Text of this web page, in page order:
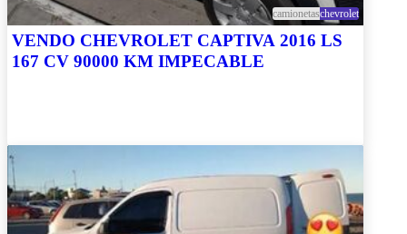
camionetaschevrolet
VENDO CHEVROLET CAPTIVA 2016 LS
167 CV 90000 KM IMPECABLE